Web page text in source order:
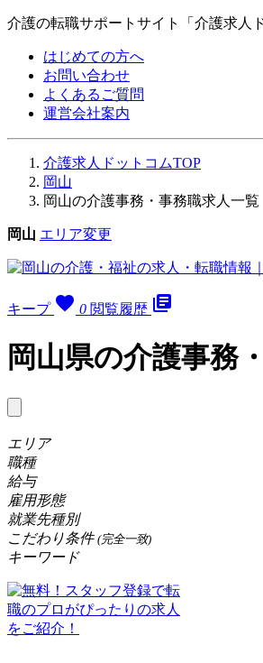
介護の転職サポートサイト「介護求人
はじめての方へ
お問い合わせ
よくあるご質問
運営会社案内
介護求人ドットコムTOP
岡山
岡山の介護事務・事務職求人一覧
岡山 エリア変更
キープ favorite 0 閲覧履歴 library_books
岡山県の介護事務
エリア
職種
給与
雇用形態
就業先種別
こだわり条件 (完全一致)
キーワード